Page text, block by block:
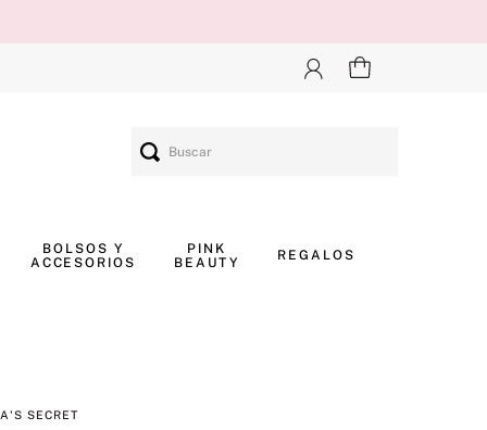
BOLSOS Y
ACCESORIOS
PINK
BEAUTY
REGALOS
SECRET